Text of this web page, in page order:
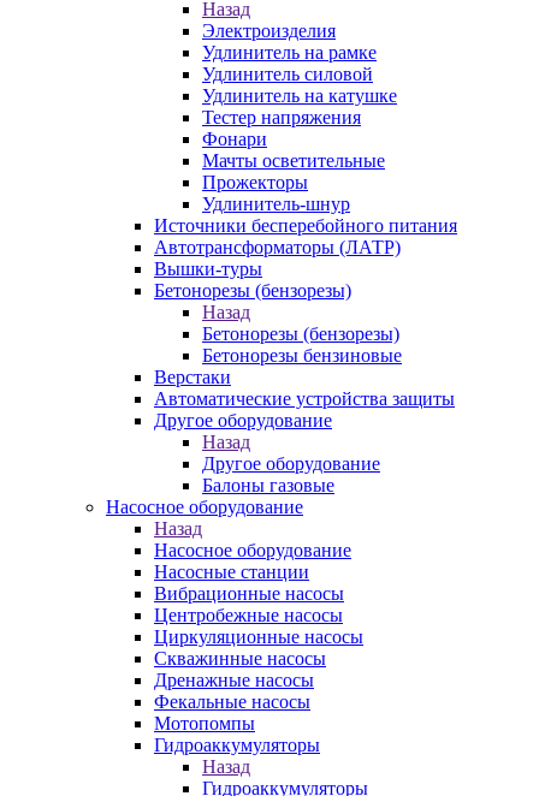
Назад
Электроизделия
Удлинитель на рамке
Удлинитель силовой
Удлинитель на катушке
Тестер напряжения
Фонари
Мачты осветительные
Прожекторы
Удлинитель-шнур
Источники бесперебойного питания
Автотрансформаторы (ЛАТР)
Вышки-туры
Бетонорезы (бензорезы)
Назад
Бетонорезы (бензорезы)
Бетонорезы бензиновые
Верстаки
Автоматические устройства защиты
Другое оборудование
Назад
Другое оборудование
Балоны газовые
Насосное оборудование
Назад
Насосное оборудование
Насосные станции
Вибрационные насосы
Центробежные насосы
Циркуляционные насосы
Скважинные насосы
Дренажные насосы
Фекальные насосы
Мотопомпы
Гидроаккумуляторы
Назад
Гидроаккумуляторы